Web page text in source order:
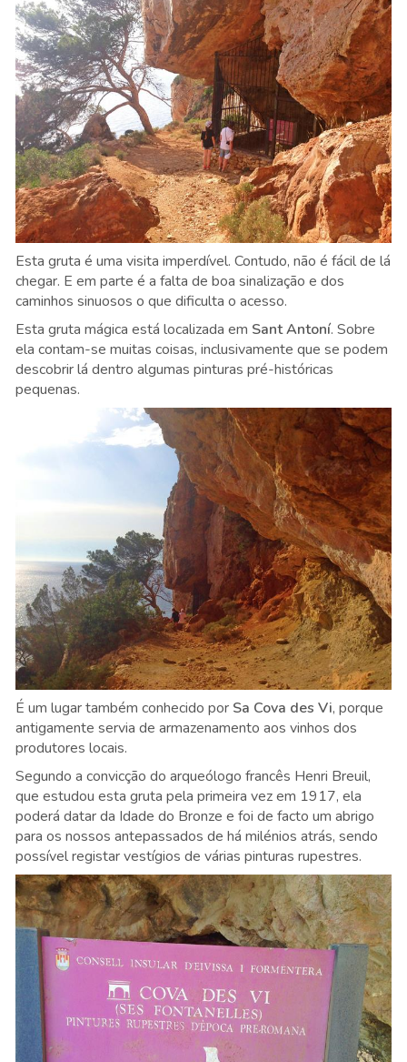
Esta gruta é uma visita imperdível. Contudo, não é fácil de lá
chegar. E em parte é a falta de boa sinalização e dos
caminhos sinuosos o que dificulta o acesso.
Esta gruta mágica está localizada em Sant Antoní. Sobre
ela contam-se muitas coisas, inclusivamente que se podem
descobrir lá dentro algumas pinturas pré-históricas
pequenas.
É um lugar também conhecido por Sa Cova des Vi, porque
antigamente servia de armazenamento aos vinhos dos
produtores locais.
Segundo a convicção do arqueólogo francês Henri Breuil,
que estudou esta gruta pela primeira vez em 1917, ela
poderá datar da Idade do Bronze e foi de facto um abrigo
para os nossos antepassados de há milénios atrás, sendo
possível registar vestígios de várias pinturas rupestres.